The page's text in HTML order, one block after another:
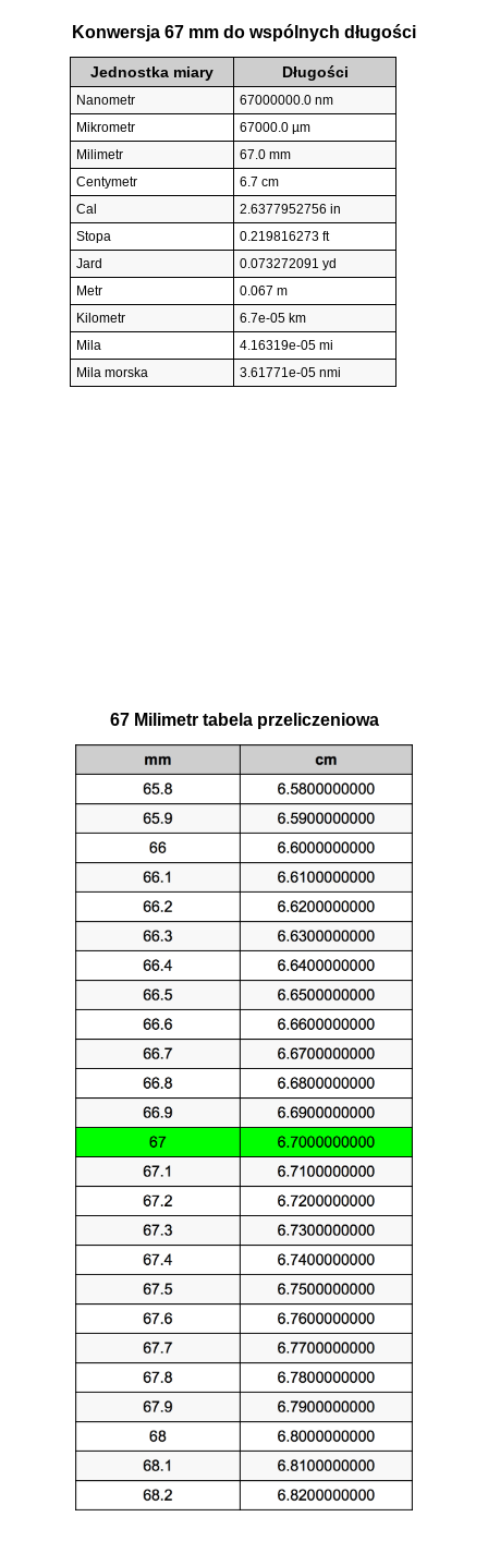
Konwersja 67 mm do wspólnych długości
Jednostka miary Długości
Nanometr
67000000.0 nm
Mikrometr
67000.0 µm
Milimetr
67.0 mm
Centymetr
6.7 cm
Cal
2.6377952756 in
Stopa
0.219816273 ft
Jard
0.073272091 yd
Metr
0.067 m
Kilometr
6.7e-05 km
Mila
4.16319e-05 mi
Mila morska
3.61771e-05 nmi
67 Milimetr tabela przeliczeniowa